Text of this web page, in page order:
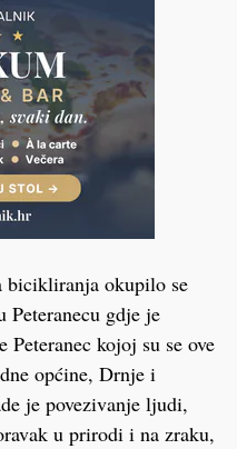
bicikliranja okupilo se
Peteranecu gdje je
kojoj su se ove
općine, Drnje i
je povezivanje ljudi,
u prirodi i na zraku,